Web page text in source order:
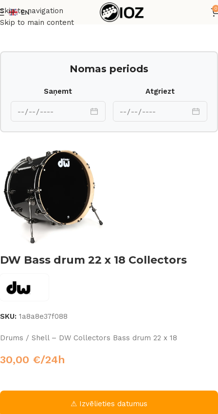
Skip to navigation
Skip to main content
EN
0
Sākums Bungas Korpusi
Nomas periods
Saņemt Atgriezt
DW Bass drum 22 x 18 Collectors
SKU: 1a8a8e37f088
Drums / Shell – DW Collectors Bass drum 22 x 18
30,00 €/24h
⚠ Izvēlieties datumus